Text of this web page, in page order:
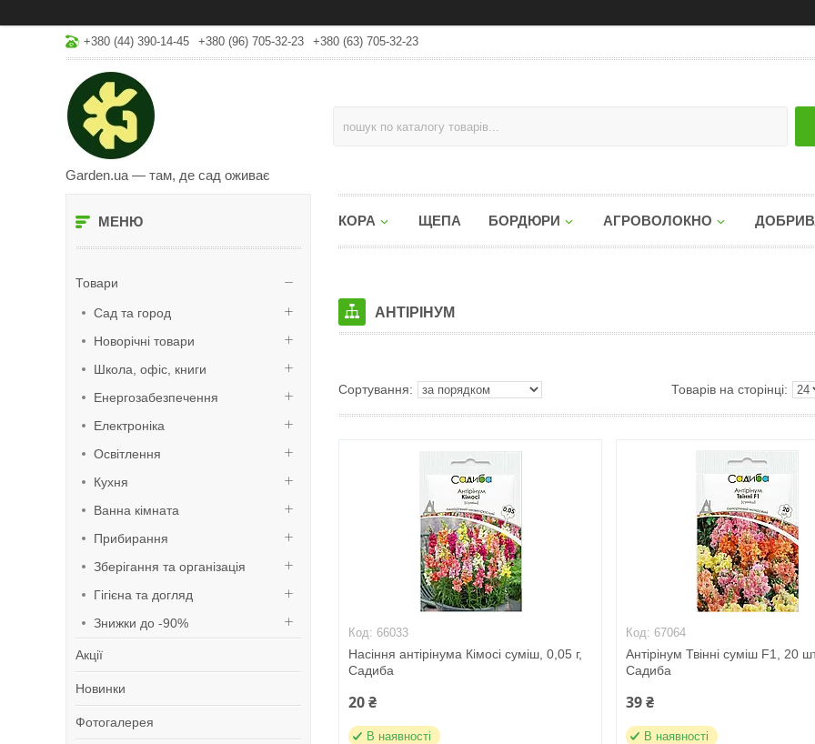
+380 (44) 390-14-45 +380 (96) 705-32-23 +380 (63) 705-32-23
Garden.ua — там, де сад оживає
Товари
Сад та город
Новорічні товари
Школа, офіс, книги
Енергозабезпечення
Електроніка
Освітлення
Кухня
Ванна кімната
Прибирання
Зберігання та організація
Гігієна та догляд
Знижки до -90%
Акції
Новинки
Фотогалерея
КОРА ЩЕПА БОРДЮРИ АГРОВОЛОКНО
АНТІРІНУМ
66033
Насіння антірінума Кімосі суміш, 0,05 г,
Садиба
20 ₴
В наявності
67064
Антірінум Твінні суміш F1, 20
Садиба
39 ₴
В наявності